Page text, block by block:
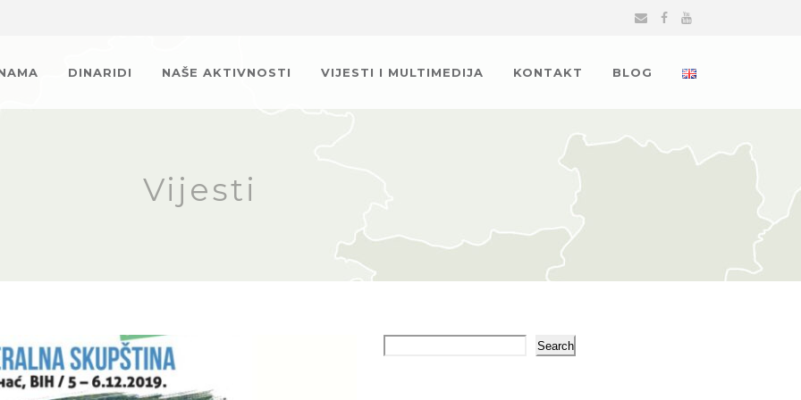
DINARIDI NAŠE AKTIVNOSTI VIJESTI I MULTIMEDIJA KONTAKT BLOG
Vijesti
Search